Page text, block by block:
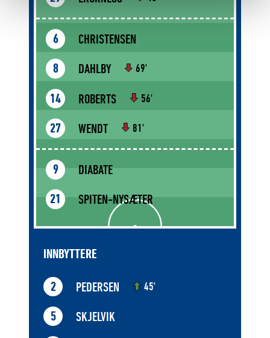
6 CHRISTENSEN
8 DAHLBY 69'
14 ROBERTS 56'
27 WENDT 81'
9 DIABATE
21 SPITEN-NYSÆTER
INNBYTTERE
2 PEDERSEN 45'
5 SKJELVIK